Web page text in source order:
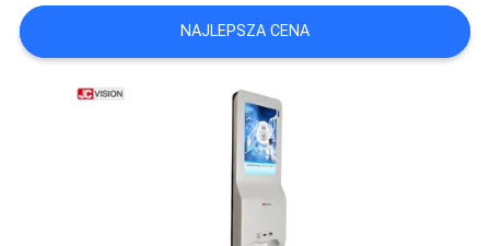
POPROSIĆ
O
WYCENĘ
NAJLEPSZA CENA